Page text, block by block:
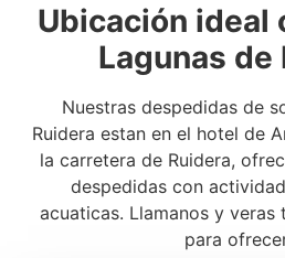
Ubicación ideal
Lagunas de
Nuestras despedidas de
Ruidera estan en el hotel de
la carretera de Ruidera,
despedidas con
acuaticas. Llamanos y
para